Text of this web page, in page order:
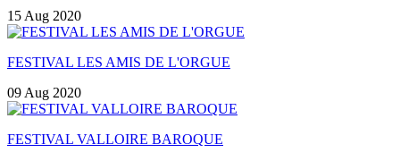
15 Aug 2020
FESTIVAL LES AMIS DE L'ORGUE
09 Aug 2020
FESTIVAL VALLOIRE BAROQUE